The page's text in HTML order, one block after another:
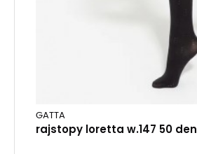
GATTA
rajstopy loretta w.147 50 den